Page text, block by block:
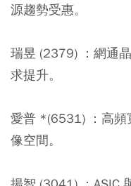
源趨勢受惠。
瑞昱 (2379) ： 網通
求提升。
愛普 *(6531) ： 高頻
像空間。